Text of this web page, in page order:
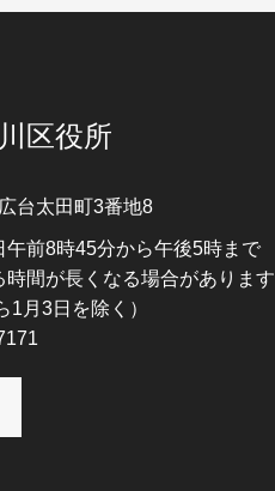
区役所
台太田町3番地8
前8時45分から午後5時まで
間が長くなる場合があります
1月3日を除く）